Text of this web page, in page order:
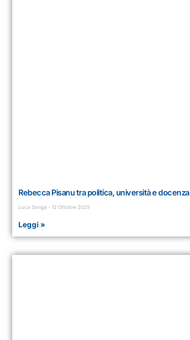
Rebecca Pisanu tra politica, università e docenza
Luca Soriga 12 Ottobre 2025
Leggi »